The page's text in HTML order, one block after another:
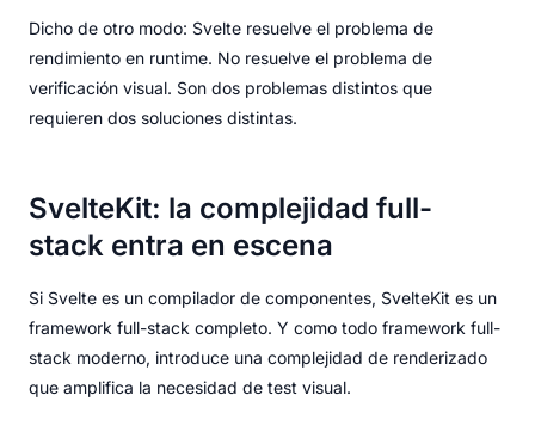
Dicho de otro modo: Svelte resuelve el problema de
rendimiento en runtime. No resuelve el problema de
verificación visual. Son dos problemas distintos que
requieren dos soluciones distintas.
SvelteKit: la complejidad full-
stack entra en escena
Si Svelte es un compilador de componentes, SvelteKit es un
framework full-stack completo. Y como todo framework full-
stack moderno, introduce una complejidad de renderizado
que amplifica la necesidad de test visual.